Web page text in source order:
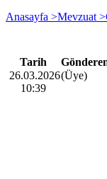
Anasayfa >Mevzuat >
Tarih
26.03.2026
10:39
(Üye)